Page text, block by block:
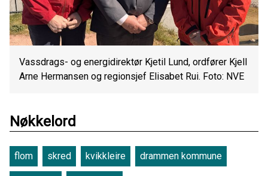
Vassdrags- og energidirektør Kjetil Lund, ordfører Kjell
Arne Hermansen og regionsjef Elisabet Rui. Foto: NVE
Nøkkelord
flom skred kvikkleire drammen kommune